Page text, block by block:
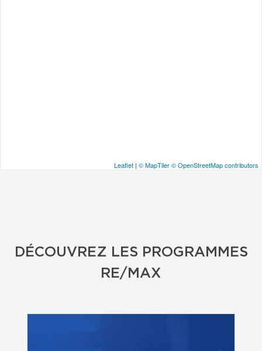
Leaflet | © MapTiler© OpenStreetMap contributors
DÉCOUVREZ LES PROGRAMMES
RE/MAX